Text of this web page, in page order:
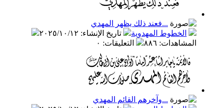
...فعند ذلك يظهر المهدي
الخطوط المهدوية
تاريخ الإنشاء: ٢٠٢٥/١٠/١٢
المشاهدات: ٨٨٦ التعليقات: ٠
...وآخرهم القائم المهدي